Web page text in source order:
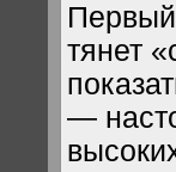
Первый
тянет
—